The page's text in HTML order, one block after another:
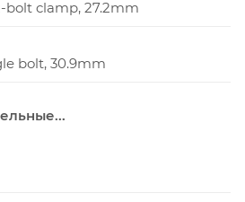
bolt clamp, 27.2mm
bolt, 30.9mm